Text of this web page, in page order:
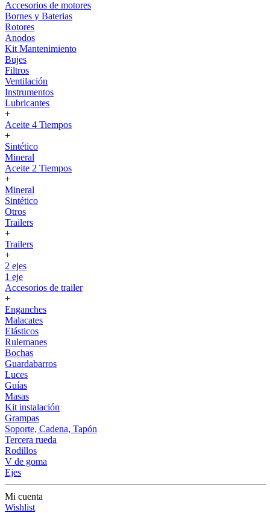
Accesorios de motores
Bornes y Baterias
Rotores
Anodos
Kit Mantenimiento
Bujes
Filtros
Ventilación
Instrumentos
Lubricantes
+
Aceite 4 Tiempos
+
Sintético
Mineral
Aceite 2 Tiempos
+
Mineral
Sintético
Otros
Trailers
+
Trailers
+
2 ejes
1 eje
Accesorios de trailer
+
Enganches
Malacates
Elásticos
Rulemanes
Bochas
Guardabarros
Luces
Guías
Masas
Kit instalación
Grampas
Soporte, Cadena, Tapón
Tercera rueda
Rodillos
V de goma
Ejes
Mi cuenta
Wishlist